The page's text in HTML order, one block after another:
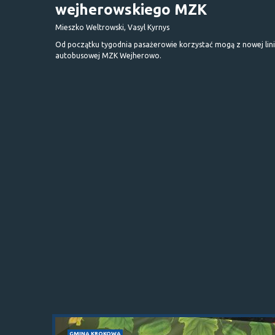
wejherowskiego MZK
Mieszko Weltrowski, Vasyl Kyrnys
Od początku tygodnia pasażerowie korzystać mogą z nowej
autobusowej MZK Wejherowo.
GMINA KROKOWA